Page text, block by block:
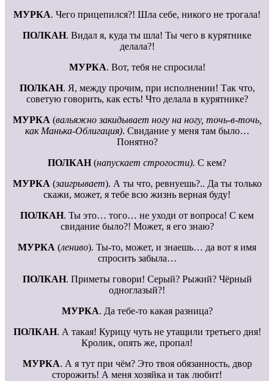
МУРКА. Чего прицепился?! Шла себе, никого не трогала!
ПОЛКАН. Видал я, куда ты шла! Ты чего в курятнике
делала?!
МУРКА. Вот, тебя не спросила!
ПОЛКАН. Я, между прочим, при исполнении! Так что,
советую говорить, как есть! Что делала в курятнике?
МУРКА (вальяжно закидывает ногу на ногу, точь-в-точь,
как Манька-Облигация). Свидание у меня там было…
Понятно?
ПОЛКАН(напускает строгости). С кем?
МУРКА (заигрывает). А ты что, ревнуешь?.. Да ты только
скажи, может, я тебе всю жизнь верная буду!
ПОЛКАН. Ты это… того… не уходи от вопроса! С кем
свидание было?! Может, я его знаю?
МУРКА (лениво). Ты-то, может, и знаешь… да вот я имя
спросить забыла…
ПОЛКАН. Приметы говори! Серый? Рыжий? Чёрный
одноглазый?!
МУРКА. Да тебе-то какая разница?
ПОЛКАН. А такая! Курицу чуть не утащили третьего дня!
Кролик, опять же, пропал!
МУРКА. А я тут при чём? Это твоя обязанность, двор
сторожить! А меня хозяйка и так любит!